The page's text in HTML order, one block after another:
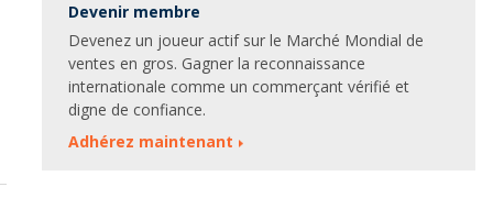
Devenir membre
Devenez un joueur actif sur le Marché Mondial de
ventes en gros. Gagner la reconnaissance
internationale comme un commerçant vérifié et
digne de confiance.
Adhérez maintenant